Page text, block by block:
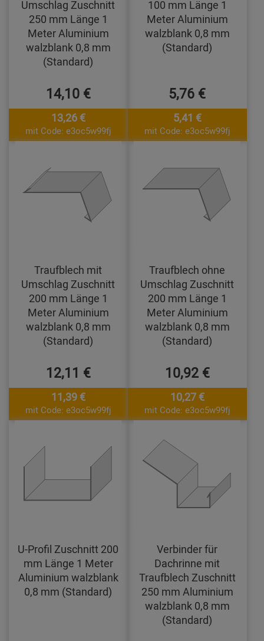
Umschlag Zuschnitt
250 mm Länge 1
Meter Aluminium
walzblank 0,8 mm
(Standard)
14,10 €
13,26 €
mit Code: e3oc5w99fj
100 mm Länge 1
Meter Aluminium
walzblank 0,8 mm
(Standard)
5,76 €
5,41 €
mit Code: e3oc5w99fj
Traufblech mit
Umschlag Zuschnitt
200 mm Länge 1
Meter Aluminium
walzblank 0,8 mm
(Standard)
12,11 €
11,39 €
mit Code: e3oc5w99fj
Traufblech ohne
Umschlag Zuschnitt
200 mm Länge 1
Meter Aluminium
walzblank 0,8 mm
(Standard)
10,92 €
10,27 €
mit Code: e3oc5w99fj
U-Profil Zuschnitt 200
mm Länge 1 Meter
Aluminium walzblank
0,8 mm (Standard)
Verbinder für
Dachrinne mit
Traufblech Zuschnitt
250 mm Aluminium
walzblank 0,8 mm
(Standard)